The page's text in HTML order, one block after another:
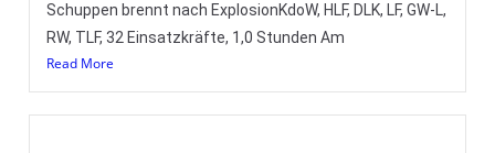
Schuppen brennt nach ExplosionKdoW, HLF, DLK, LF, GW-L,
RW, TLF, 32 Einsatzkräfte, 1,0 Stunden Am
Read More